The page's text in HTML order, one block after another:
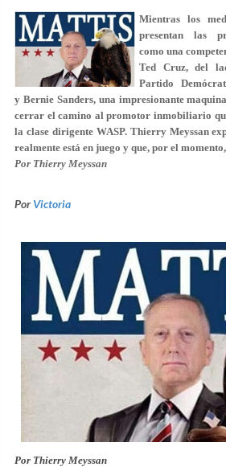
Mientras los
presentan las
como una
Ted Cruz, del
Partido
y Bernie Sanders, una impresionante
cerrar el camino al promotor inmobiliario
la clase dirigente WASP. Thierry Meyssan
realmente está en juego y que, por el
Por Thierry Meyssan
PorVictoria
Por Thierry Meyssan